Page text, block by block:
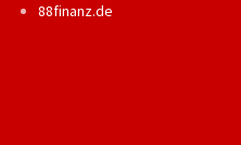
88finanz.de